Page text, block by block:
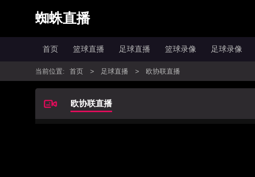
蜘蛛直播
首页 篮球直播 足球直播 篮球录像 足球录像
当前位置: 首页 > 足球直播 > 欧协联直播
欧协联直播